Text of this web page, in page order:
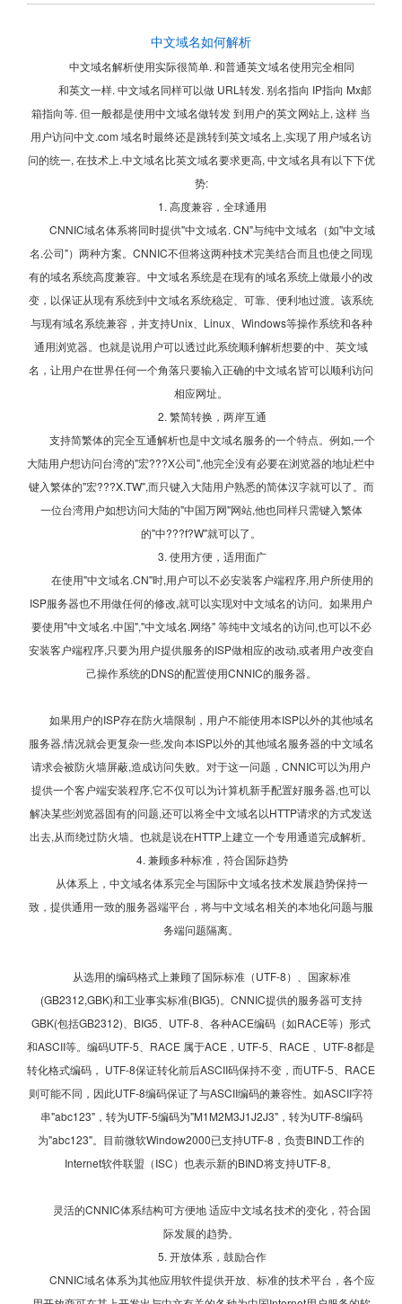
中文域名如何解析
中文域名解析使用实际很简单. 和普通英文域名使用完全相同
和英文一样. 中文域名同样可以做 URL转发. 别名指向 IP指向 Mx邮
箱指向等. 但一般都是使用中文域名做转发 到用户的英文网站上, 这样 当
用户访问中文.com 域名时最终还是跳转到英文域名上,实现了用户域名访
问的统一, 在技术上.中文域名比英文域名要求更高, 中文域名具有以下下优
势:
1. 高度兼容，全球通用
CNNIC域名体系将同时提供"中文域名. CN"与纯中文域名（如"中文域
名.公司"）两种方案。CNNIC不但将这两种技术完美结合而且也使之同现
有的域名系统高度兼容。中文域名系统是在现有的域名系统上做最小的改
变，以保证从现有系统到中文域名系统稳定、可靠、便利地过渡。该系统
与现有域名系统兼容，并支持Unix、Linux、Windows等操作系统和各种
通用浏览器。也就是说用户可以透过此系统顺利解析想要的中、英文域
名，让用户在世界任何一个角落只要输入正确的中文域名皆可以顺利访问
相应网址。
2. 繁简转换，两岸互通
支持简繁体的完全互通解析也是中文域名服务的一个特点。例如,一个
大陆用户想访问台湾的"宏???X公司",他完全没有必要在浏览器的地址栏中
键入繁体的"宏???X.TW",而只键入大陆用户熟悉的简体汉字就可以了。而
一位台湾用户如想访问大陆的"中国万网"网站,他也同样只需键入繁体
的"中???f?W"就可以了。
3. 使用方便，适用面广
在使用"中文域名.CN"时,用户可以不必安装客户端程序,用户所使用的
ISP服务器也不用做任何的修改,就可以实现对中文域名的访问。如果用户
要使用"中文域名.中国","中文域名.网络" 等纯中文域名的访问,也可以不必
安装客户端程序,只要为用户提供服务的ISP做相应的改动,或者用户改变自
己操作系统的DNS的配置使用CNNIC的服务器。
如果用户的ISP存在防火墙限制，用户不能使用本ISP以外的其他域名
服务器,情况就会更复杂一些,发向本ISP以外的其他域名服务器的中文域名
请求会被防火墙屏蔽,造成访问失败。对于这一问题，CNNIC可以为用户
提供一个客户端安装程序,它不仅可以为计算机新手配置好服务器,也可以
解决某些浏览器固有的问题,还可以将全中文域名以HTTP请求的方式发送
出去,从而绕过防火墙。也就是说在HTTP上建立一个专用通道完成解析。
4. 兼顾多种标准，符合国际趋势
从体系上，中文域名体系完全与国际中文域名技术发展趋势保持一
致，提供通用一致的服务器端平台，将与中文域名相关的本地化问题与服
务端问题隔离。
从选用的编码格式上兼顾了国际标准（UTF-8）、国家标准
(GB2312,GBK)和工业事实标准(BIG5)。CNNIC提供的服务器可支持
GBK(包括GB2312)、BIG5、UTF-8、各种ACE编码（如RACE等）形式
和ASCII等。编码UTF-5、RACE 属于ACE，UTF-5、RACE 、UTF-8都是
转化格式编码， UTF-8保证转化前后ASCII码保持不变，而UTF-5、RACE
则可能不同，因此UTF-8编码保证了与ASCII编码的兼容性。如ASCII字符
串"abc123"，转为UTF-5编码为"M1M2M3J1J2J3"，转为UTF-8编码
为"abc123"。目前微软Window2000已支持UTF-8，负责BIND工作的
Internet软件联盟（ISC）也表示新的BIND将支持UTF-8。
灵活的CNNIC体系结构可方便地 适应中文域名技术的变化，符合国
际发展的趋势。
5. 开放体系，鼓励合作
CNNIC域名体系为其他应用软件提供开放、标准的技术平台，各个应